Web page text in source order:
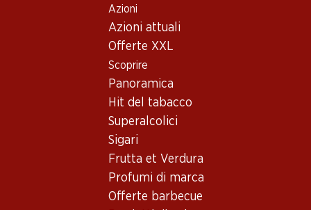
Azioni
Azioni attuali
Offerte XXL
Scoprire
Panoramica
Hit del tabacco
Superalcolici
Sigari
Frutta et Verdura
Profumi di marca
Offerte barbecue
Assortimento vini
Cabernet Sauvignon, USA
Cabernet Sauvignon
Fetzer Cabernet Sauvignon
Buffalo Cabernet